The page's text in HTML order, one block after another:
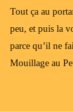
Tout ça au
peu, et puis la
parce qu’il ne
Mouillage au